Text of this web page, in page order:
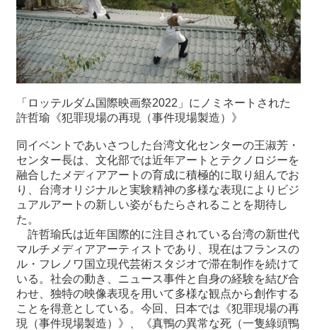
湾
の
本
関
ン
ホ
ー
ム
イ
ト
マ
ッ
プ
「ロッテルダム国際映画祭2022」にノミネートされた
許哲瑜《犯罪現場の再現（事件現場製造）》
同イベントであいさつした台湾文化センターの王淑芳・
センター長は、文化部では近年アートとテクノロジーを
融合したメディアアートの育成に積極的に取り組んでお
り、台湾オリジナルと実験精神の多様な表現によりビジ
ュアルアートの新しい姿がもたらされることを期待し
た。
許哲瑜氏は近年国際的に注目されている台湾の新世代
マルチメディアアーティストであり、現在はフランスの
ル・フレノワ国立現代芸術スタジオで滞在制作を続けて
いる。社会の動き、ニュース事件と自身の経験を結び合
わせ、独特の映像表現を用いて多様な観点から創作する
ことを得意としている。今回、日本では《犯罪現場の再
現（事件現場製造）》、《真鴨の異常な死（一隻綠頭鴨